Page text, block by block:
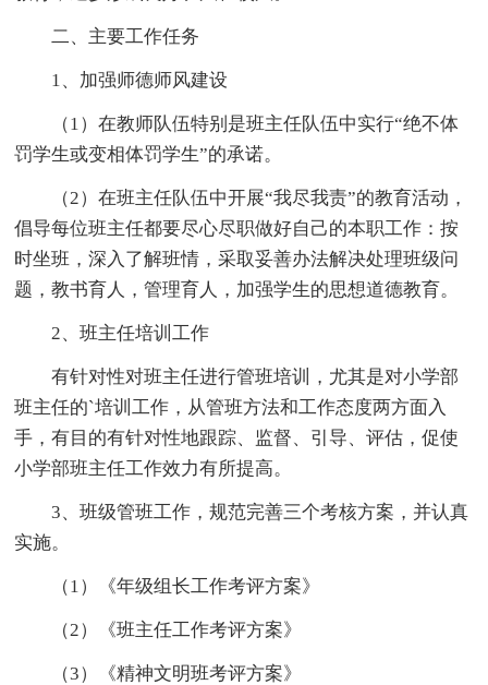
二、主要工作任务
1、加强师德师风建设
（1）在教师队伍特别是班主任队伍中实行“绝不体
罚学生或变相体罚学生”的承诺。
（2）在班主任队伍中开展“我尽我责”的教育活动，
倡导每位班主任都要尽心尽职做好自己的本职工作：按
时坐班，深入了解班情，采取妥善办法解决处理班级问
题，教书育人，管理育人，加强学生的思想道德教育。
2、班主任培训工作
有针对性对班主任进行管班培训，尤其是对小学部
班主任的`培训工作，从管班方法和工作态度两方面入
手，有目的有针对性地跟踪、监督、引导、评估，促使
小学部班主任工作效力有所提高。
3、班级管班工作，规范完善三个考核方案，并认真
实施。
（1）《年级组长工作考评方案》
（2）《班主任工作考评方案》
（3）《精神文明班考评方案》